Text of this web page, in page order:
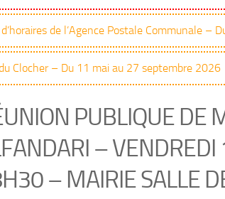
de l’Agence Postale Communale –
Clocher – Du 11 mai au 27 septembre 2026
PUBLIQUE DE
–
– MAIRIE SALLE